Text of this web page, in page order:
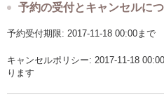
予約の受付とキャンセルに
予約受付期限: 2017-11-18 00:00まで
キャンセルポリシー: 2017-11-18
ります